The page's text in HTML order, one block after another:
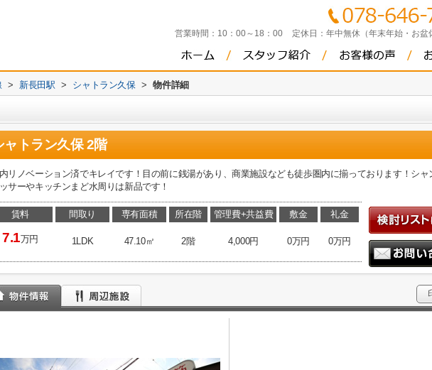
営業時間： 10：00～18：00 定休日： 年中無休（年末年始・お盆
> 新長田駅 > シャトラン久保 > 物件詳細
ャトラン久保 2階
リノベーション済でキレイです！目の前に銭湯があり、商業施設なども徒歩圏内に揃っております！シャ
サーやキッチンまど水周りは新品です！
賃料
7.1万円
間取り
1LDK
専有面積
47.10㎡
所在階
2階
管理費+共益費
4,000円
敷金
0万円
礼金
0万円